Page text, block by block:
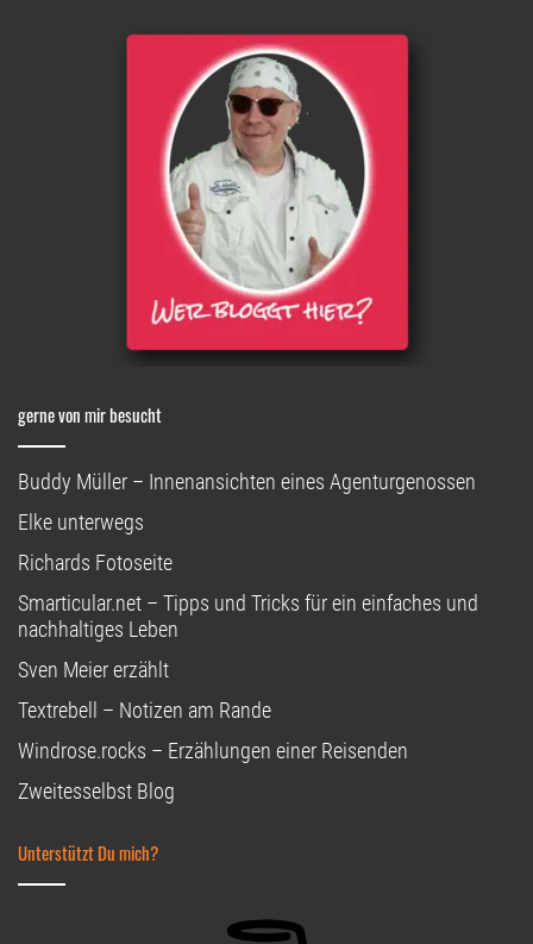
gerne von mir besucht
Buddy Müller – Innenansichten eines Agenturgenossen
Elke unterwegs
Richards Fotoseite
Smarticular.net – Tipps und Tricks für ein einfaches und
nachhaltiges Leben
Sven Meier erzählt
Textrebell – Notizen am Rande
Windrose.rocks – Erzählungen einer Reisenden
Zweitesselbst Blog
Unterstützt Du mich?